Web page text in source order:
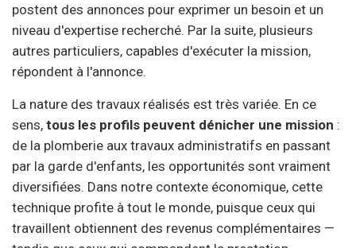
postent des annonces pour exprimer un besoin et un
niveau d'expertise recherché. Par la suite, plusieurs
autres particuliers, capables d'exécuter la mission,
répondent à l'annonce.
La nature des travaux réalisés est très variée. En ce
sens, tous les profils peuvent dénicher une mission :
de la plomberie aux travaux administratifs en passant
par la garde d'enfants, les opportunités sont vraiment
diversifiées. Dans notre contexte économique, cette
technique profite à tout le monde, puisque ceux qui
travaillent obtiennent des revenus complémentaires —